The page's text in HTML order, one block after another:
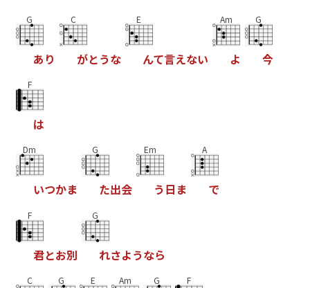
G
あ り
C
がとうな
E
んて言えない
Am
よ
G
今
F
は
Dm
いつかま
G
た出会
Em
う 日 ま
A
で
F
君とお別
G
れさようなら
C G E Am G F